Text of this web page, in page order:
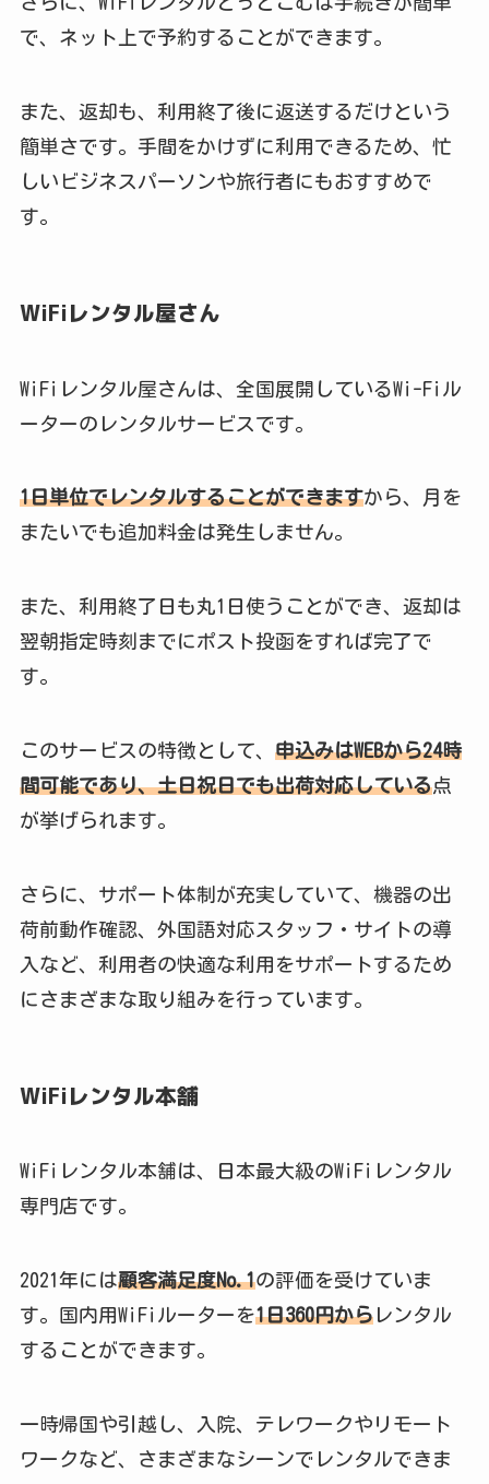
で、ネット上で予約することができます。
また、返却も、利用終了後に返送するだけという
簡単さです。手間をかけずに利用できるため、忙
しいビジネスパーソンや旅行者にもおすすめで
す。
WiFiレンタル屋さん
WiFiレンタル屋さんは、全国展開しているWi-Fiル
ーターのレンタルサービスです。
1日単位でレンタルすることができますから、月を
またいでも追加料金は発生しません。
また、利用終了日も丸1日使うことができ、返却は
翌朝指定時刻までにポスト投函をすれば完了で
す。
このサービスの特徴として、 申込みはWEBから24時
間可能であり、土日祝日でも出荷対応している点
が挙げられます。
さらに、サポート体制が充実していて、機器の出
荷前動作確認、外国語対応スタッフ・サイトの導
入など、利用者の快適な利用をサポートするため
にさまざまな取り組みを行っています。
WiFiレンタル本舗
WiFiレンタル本舗は、日本最大級のWiFiレンタル
専門店です。
2021年には顧客満足度No.1の評価を受けていま
す。国内用WiFiルーターを1日360円からレンタル
することができます。
一時帰国や引越し、入院、テレワークやリモート
ワークなど、さまざまなシーンでレンタルできま